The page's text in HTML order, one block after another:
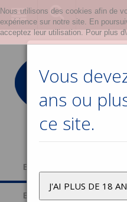
Bières
Eaux
Vous
ans ou
ce site.
J'AI PLUS DE 18
Nous utilisons des cookies afin de
expérience sur notre site. En
acceptez leur utilisation. Pour plus